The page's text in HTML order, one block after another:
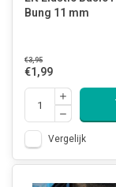
Bung 11 mm
€3,95
€1,99
Vergelijk